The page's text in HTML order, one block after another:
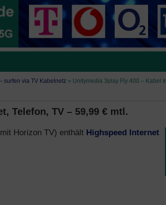
surfen via TV Kabelnetz » Unitymedia 3play Fly 400 – Kabel
Telefon, TV – 59,99 € mtl.
Horizon TV) enthält Highspeed Internet